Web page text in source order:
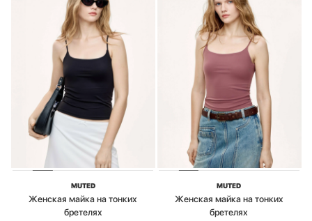
MUTED
Женская майка на тонких
бретелях
MUTED
Женская майка на тонких
бретелях